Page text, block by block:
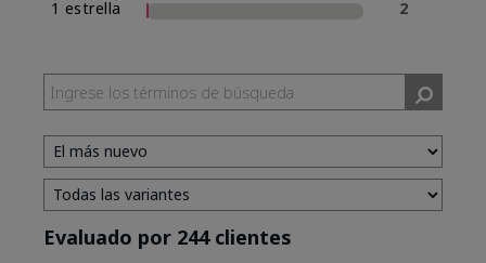
1 estrella
2
Evaluado por 244 clientes